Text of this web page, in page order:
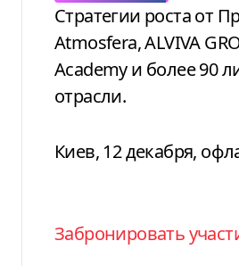
Стратегии роста от ПриватБанка,
Atmosfera, ALVIVA
Academy и более 90
отрасли.
Киев, 12 декабря,
Забронировать